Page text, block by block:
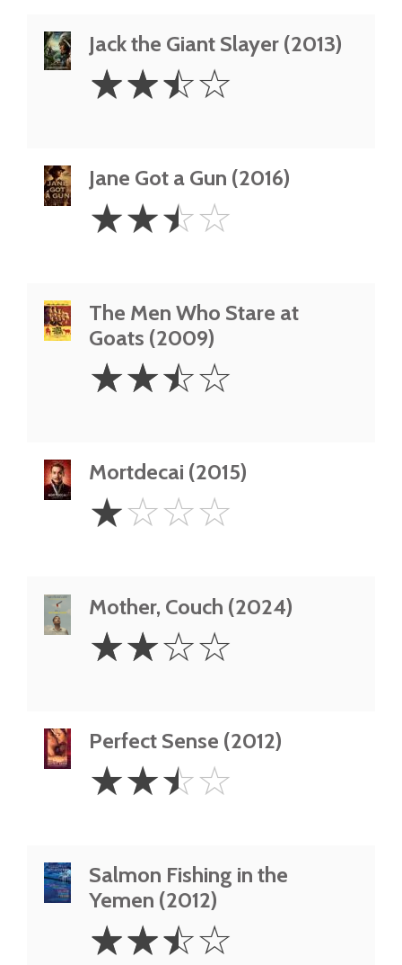
Jack the Giant Slayer (2013)
2.5
Stars
☆☆☆☆
Jane Got a Gun (2016)
2.5
Stars
☆☆☆☆
The Men Who Stare at
Goats (2009)
2.5
Stars
☆☆☆☆
Mortdecai (2015)
Star
☆☆☆☆
Mother, Couch (2024)
Stars
☆☆☆☆
Perfect Sense (2012)
2.5
Stars
☆☆☆☆
Salmon Fishing in the
Yemen (2012)
2.5
Stars
☆☆☆☆